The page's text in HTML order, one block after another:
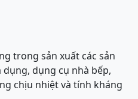
trong sản xuất các sản
dụng cụ nhà bếp,
chịu nhiệt và tính kháng